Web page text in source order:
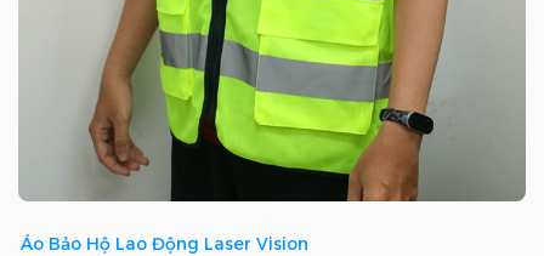
Áo Bảo Hộ Lao Động Laser Vision